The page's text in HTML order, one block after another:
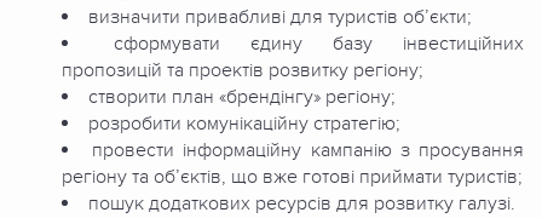
визначити привабливі для туристів об’єкти;
сформувати єдину базу інвестиційних
пропозицій та проектів розвитку регіону;
створити план «брендінгу» регіону;
розробити комунікаційну стратегію;
провести інформаційну кампанію з просування
регіону та об’єктів, що вже готові приймати туристів;
пошук додаткових ресурсів для розвитку галузі.